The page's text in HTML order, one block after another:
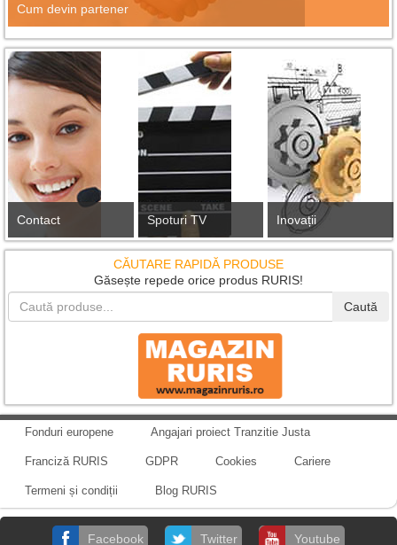
Cum devin partener
Contact Spoturi TV Inovații
CĂUTARE RAPIDĂ PRODUSE
Găsește repede orice produs RURIS!
Caută
Fonduri europene Angajari proiect Tranzitie Justa
Franciză RURIS GDPR Cookies Cariere
Termeni și condiții Blog RURIS
Facebook Twitter Youtube